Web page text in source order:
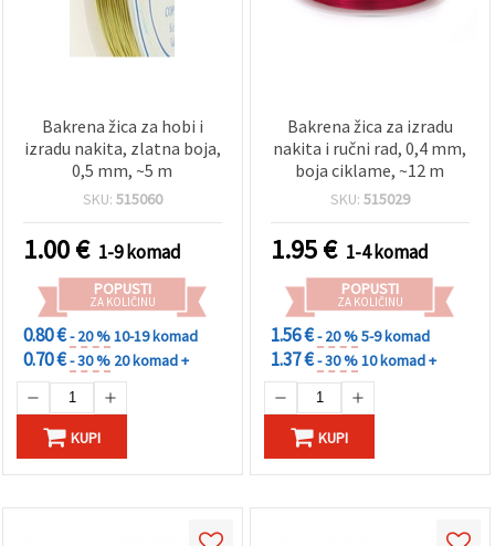
Bakrena žica za hobi i
izradu nakita, zlatna boja,
0,5 mm, ~5 m
SKU: 515060
1.00€ 1-9 komad
POPUSTI
ZA KOLIČINU
0.80 €- 20 %10-19 komad
0.70 €- 30 % 20 komad +
KUPI
Bakrena žica za izradu
nakita i ručni rad, 0,4 mm,
boja ciklame, ~12 m
SKU: 515029
1.95€ 1-4 komad
POPUSTI
ZA KOLIČINU
1.56 €- 20 %5-9 komad
1.37 €- 30 %10 komad +
KUPI